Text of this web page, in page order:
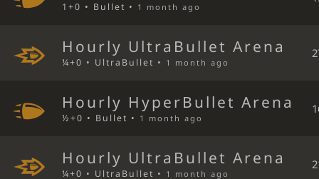
1+0 • Bullet • 1 month ago
Hourly UltraBullet Arena
¼+0 • UltraBullet • 1 month ago
Hourly HyperBullet Arena
½+0 • Bullet • 1 month ago
Hourly UltraBullet Arena
¼+0 • UltraBullet • 1 month ago